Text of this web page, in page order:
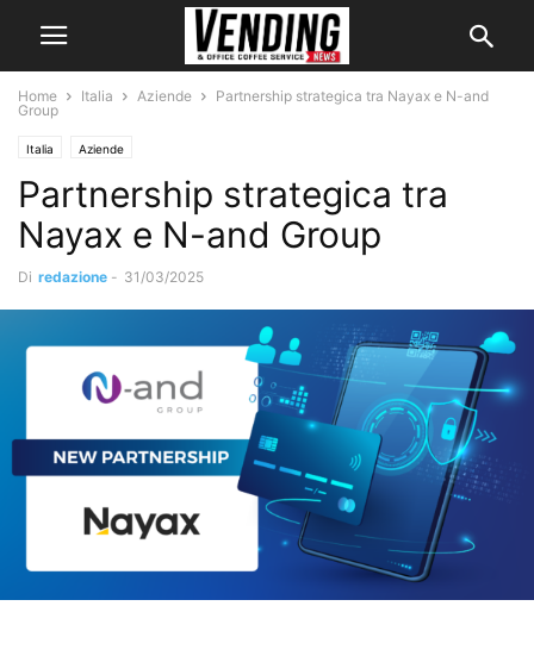
Home Italia Aziende
Partnership strategica tra Nayax e N-and
Group
Italia Aziende
Partnership strategica tra
Nayax e N-and Group
Di redazione - 31/03/2025